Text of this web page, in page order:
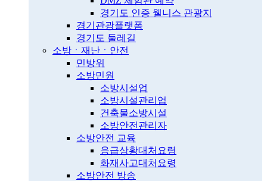
경기도 인증 웰니스 관광지
경기관광플랫폼
경기도 둘레길
소방ㆍ재난ㆍ안전
민방위
소방민원
소방시설업
소방시설관리업
건축물소방시설
소방안전관리자
소방안전 교육
응급상황대처요령
화재사고대처요령
소방안전 방송